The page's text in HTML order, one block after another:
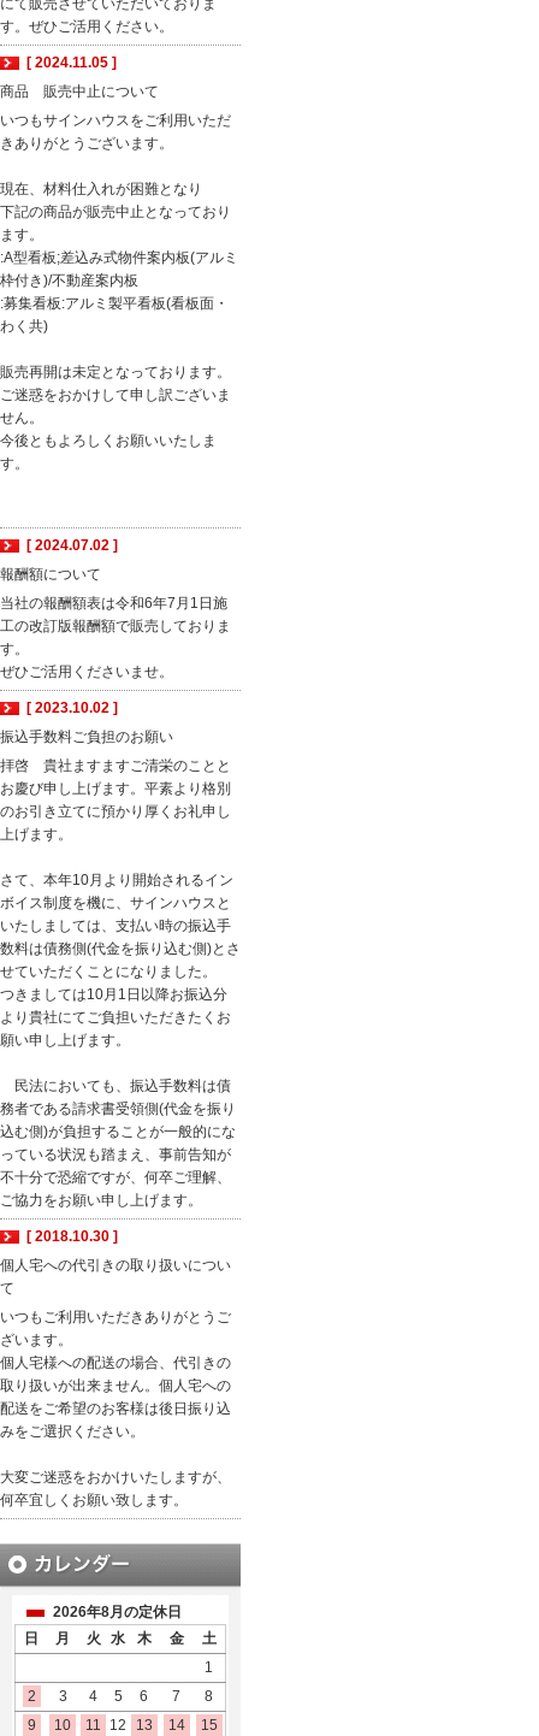
にて販売させていただいておりま
す。ぜひご活用ください。
[ 2024.11.05 ]
商品 販売中止について
いつもサインハウスをご利用いただ
きありがとうございます。
現在、材料仕入れが困難となり
下記の商品が販売中止となっており
ます。
:A型看板;差込み式物件案内板(アルミ
枠付き)/不動産案内板
:募集看板:アルミ製平看板(看板面・
わく共)
販売再開は未定となっております。
ご迷惑をおかけして申し訳ございま
せん。
今後ともよろしくお願いいたしま
す。
[ 2024.07.02 ]
報酬額について
当社の報酬額表は令和6年7月1日施
工の改訂版報酬額で販売しておりま
す。
ぜひご活用くださいませ。
[ 2023.10.02 ]
振込手数料ご負担のお願い
拝啓 貴社ますますご清栄のことと
お慶び申し上げます。平素より格別
のお引き立てに預かり厚くお礼申し
上げます。
さて、本年10月より開始されるイン
ボイス制度を機に、サインハウスと
いたしましては、支払い時の振込手
数料は債務側(代金を振り込む側)とさ
せていただくことになりました。
つきましては10月1日以降お振込分
より貴社にてご負担いただきたくお
願い申し上げます。
民法においても、振込手数料は債
務者である請求書受領側(代金を振り
込む側)が負担することが一般的にな
っている状況も踏まえ、事前告知が
不十分で恐縮ですが、何卒ご理解、
ご協力をお願い申し上げます。
[ 2018.10.30 ]
個人宅への代引きの取り扱いについ
て
いつもご利用いただきありがとうご
ざいます。
個人宅様への配送の場合、代引きの
取り扱いが出来ません。個人宅への
配送をご希望のお客様は後日振り込
みをご選択ください。
大変ご迷惑をおかけいたしますが、
何卒宜しくお願い致します。
2026年8月の定休日
日
月 火 水 木 金
土
1
2
3 4 5 6 7
8
9
10 11 12 13 14
15